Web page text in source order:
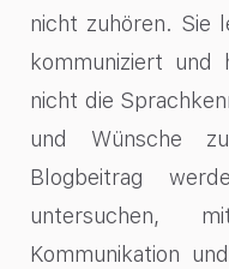
nicht zuhören. Sie
kommuniziert und
nicht die
und Wünsche
Blogbeitrag
untersuchen,
Kommunikation